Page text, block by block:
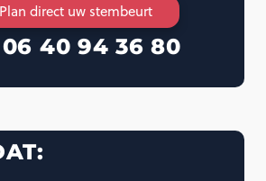
Plan direct uw stembeurt
06 40 94 36 80